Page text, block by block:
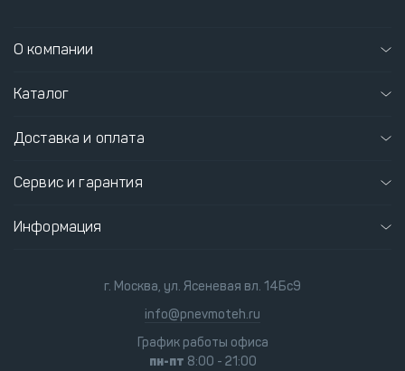
О компании
Каталог
Доставка и оплата
Сервис и гарантия
Информация
г. Москва, ул. Ясеневая вл. 14Бс9
info@pnevmoteh.ru
График работы офиса
пн-пт 8:00 - 21:00